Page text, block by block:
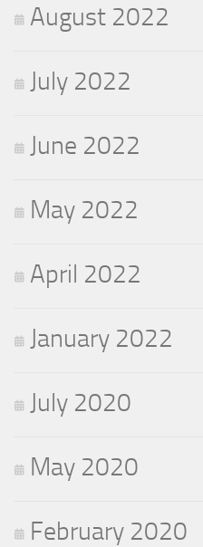
August 2022
July 2022
June 2022
May 2022
April 2022
January 2022
July 2020
May 2020
February 2020